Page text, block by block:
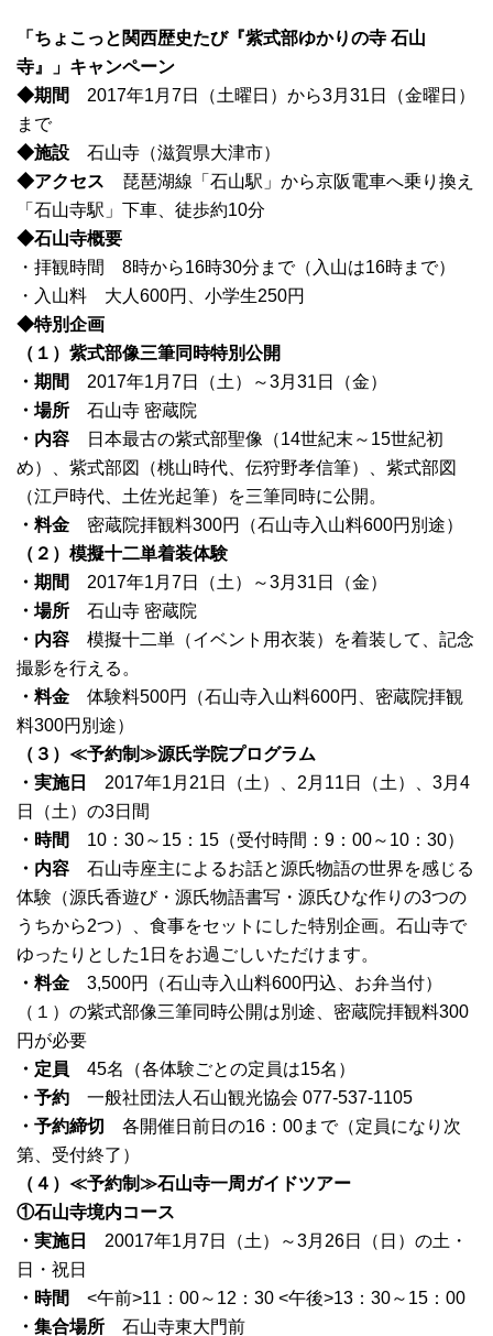
「ちょこっと関西歴史たび『紫式部ゆかりの寺 石山
寺』」キャンペーン
◆期間
2017年1月7日（土曜日）から3月31日（金曜日）
まで
◆施設 石山寺（滋賀県大津市）
◆アクセス 琵琶湖線「石山駅」から京阪電車へ乗り換え
「石山寺駅」下車、徒歩約10分
◆石山寺概要
・拝観時間 8時から16時30分まで（入山は16時まで）
・入山料 大人600円、小学生250円
◆特別企画
（１）紫式部像三筆同時特別公開
・期間
2017年1月7日（土）～3月31日（金）
・場所 石山寺 密蔵院
・内容 日本最古の紫式部聖像（14世紀末～15世紀初
め）、紫式部図（桃山時代、伝狩野孝信筆）、紫式部図
（江戸時代、土佐光起筆）を三筆同時に公開。
・料金 密蔵院拝観料300円（石山寺入山料600円別途）
（２）模擬十二単着装体験
・期間
2017年1月7日（土）～3月31日（金）
・場所 石山寺 密蔵院
・内容 模擬十二単（イベント用衣装）を着装して、記念
撮影を行える。
・料金 体験料500円（石山寺入山料600円、密蔵院拝観
料300円別途）
（３）≪予約制≫源氏学院プログラム
・実施日
2017年1月21日（土）、2月11日（土）、3月4
日（土）の3日間
・時間
10：30～15：15（受付時間：9：00～10：30）
・内容 石山寺座主によるお話と源氏物語の世界を感じる
体験（源氏香遊び・源氏物語書写・源氏ひな作りの3つの
うちから2つ）、食事をセットにした特別企画。石山寺で
ゆったりとした1日をお過ごしいただけます。
・料金 3,500円（石山寺入山料600円込、お弁当付）
（１）の紫式部像三筆同時公開は別途、密蔵院拝観料300
円が必要
・定員 45名（各体験ごとの定員は15名）
・予約 一般社団法人石山観光協会 077-537-1105
・予約締切
各開催日前日の16：00まで（定員になり次
第、受付終了）
（４）≪予約制≫石山寺一周ガイドツアー
①石山寺境内コース
・実施日
20017年1月7日（土）～3月26日（日）の土・
日・祝日
・時間
<午前>11：00～12：30 <午後>13：30～15：00
・集合場所 石山寺東大門前